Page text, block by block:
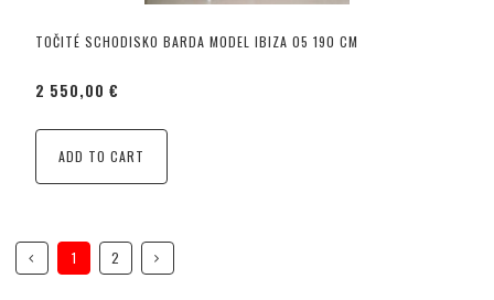
TOČITÉ SCHODISKO BARDA MODEL IBIZA 05 190 CM
2 550,00 €
ADD TO CART
1 2